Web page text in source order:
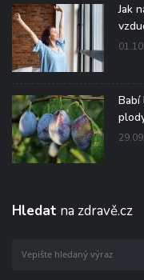
Jak
Babí
Hledat na zdravě.cz